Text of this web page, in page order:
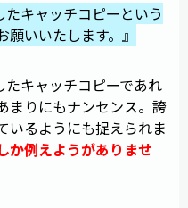
たキャッチコピーという
いいたします。』
キャッチコピーであれ
まりにもナンセンス。誇
いるようにも捉えられま
か例えようがありませ